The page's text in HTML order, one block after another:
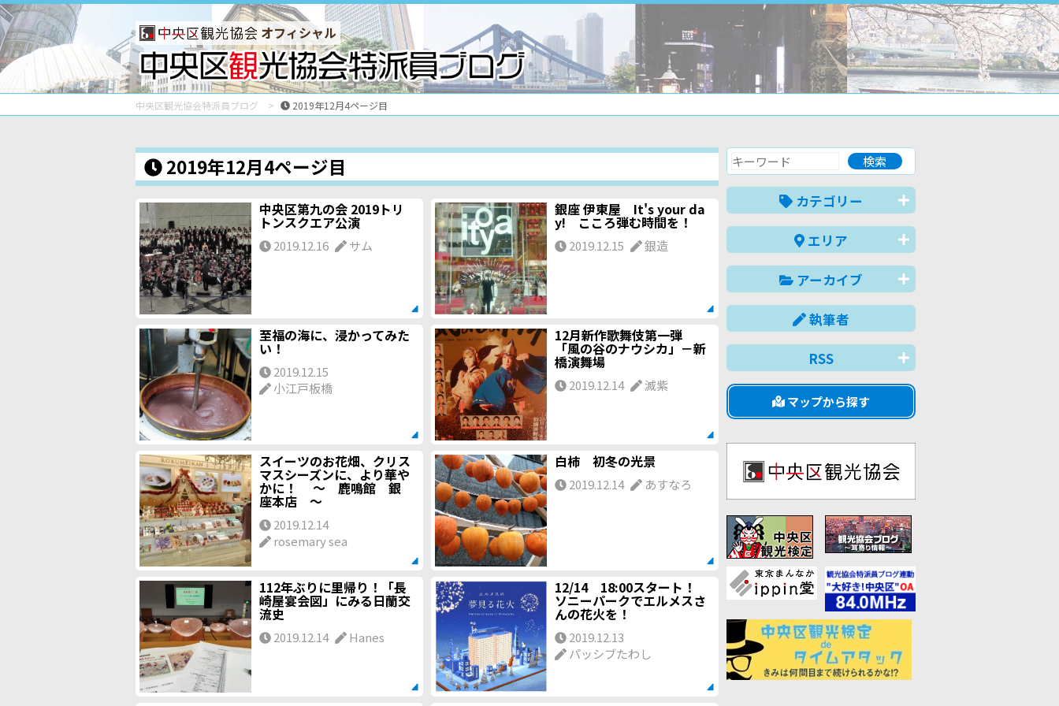
オフィシャル
中央区観光協会特派員ブログ 2019年12月4ページ目
2019年12月4ページ目
中央区第九の会 2019トリ
トンスクエア公演
2019.12.16 サム
銀座 伊東屋 It's your da
y! こころ弾む時間を！
2019.12.15 銀造
至福の海に、浸かってみた
い！
2019.12.15
小江戸板橋
12月新作歌舞伎第一弾
「風の谷のナウシカ」－新
橋演舞場
2019.12.14 滅紫
スイーツのお花畑、クリス
マスシーズンに、より華や
かに！ ～ 鹿鳴館 銀
座本店 ～
2019.12.14
rosemary sea
白柿 初冬の光景
2019.12.14 あすなろ
112年ぶりに里帰り！「長
崎屋宴会図」にみる日蘭交
流史
2019.12.14 Hanes
12/14 18:00スタート！
ソニーパークでエルメスさ
んの花火を！
2019.12.13
パッシブたわし
カテゴリー
エリア
アーカイブ
執筆者
RSS
マップから探す